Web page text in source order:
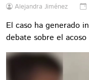
Alejandra Jiménez
El caso ha generado
debate sobre el acoso